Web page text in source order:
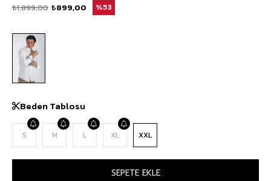
₺1.899,00 ₺899,00 53
Beden Tablosu
S M L XL XXL